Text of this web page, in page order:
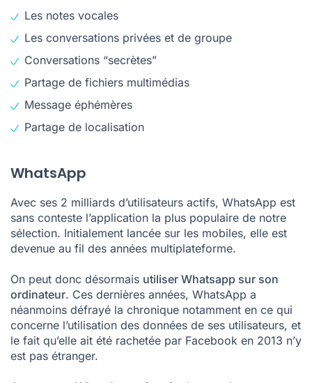
Les notes vocales
Les conversations privées et de groupe
Conversations “secrètes”
Partage de fichiers multimédias
Message éphémères
Partage de localisation
WhatsApp
Avec ses 2 milliards d’utilisateurs actifs, WhatsApp est
sans conteste l’application la plus populaire de notre
sélection. Initialement lancée sur les mobiles, elle est
devenue au fil des années multiplateforme.
On peut donc désormais utiliser Whatsapp sur son
ordinateur. Ces dernières années, WhatsApp a
néanmoins défrayé la chronique notamment en ce qui
concerne l’utilisation des données de ses utilisateurs, et
le fait qu’elle ait été rachetée par Facebook en 2013 n’y
est pas étranger.